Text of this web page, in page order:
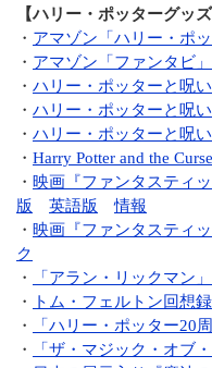
【ハリー・ポッターグッズ
・ アマゾン「ハリー・ポ
・ アマゾン「ファンタビ
・ ハリー・ポッターと呪
・ ハリー・ポッターと呪
・ ハリー・ポッターと呪
・ Harry Potter and the
・ 映画『ファンタスティ
版
英語版
情報
・ 映画『ファンタスティ
ク
・
「アラン・リックマン
・
トム・フェルトン回想録
・
「ハリー・ポッター20
・
「ザ・マジック・オブ